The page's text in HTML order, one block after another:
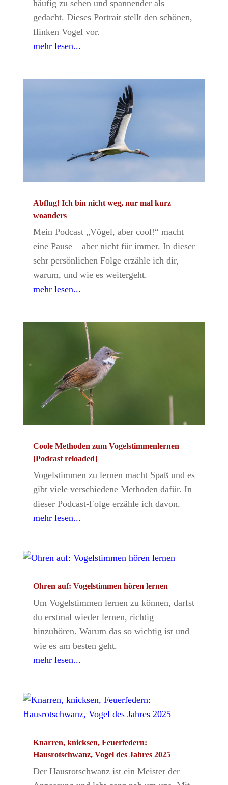
häufig zu sehen und spannender als
gedacht. Dieses Portrait stellt den schönen,
flinken Vogel vor.
mehr lesen...
Abflug! Ich bin nicht weg, nur mal kurz
woanders
Mein Podcast „Vögel, aber cool!“ macht
eine Pause – aber nicht für immer. In dieser
sehr persönlichen Folge erzähle ich dir,
warum, und wie es weitergeht.
mehr lesen...
Coole Methoden zum Vogelstimmenlernen
[Podcast reloaded]
Vogelstimmen zu lernen macht Spaß und es
gibt viele verschiedene Methoden dafür. In
dieser Podcast-Folge erzähle ich davon.
mehr lesen...
Ohren auf: Vogelstimmen hören lernen
Um Vogelstimmen lernen zu können, darfst
du erstmal wieder lernen, richtig
hinzuhören. Warum das so wichtig ist und
wie es am besten geht.
mehr lesen...
Knarren, knicksen, Feuerfedern:
Hausrotschwanz, Vogel des Jahres 2025
Der Hausrotschwanz ist ein Meister der